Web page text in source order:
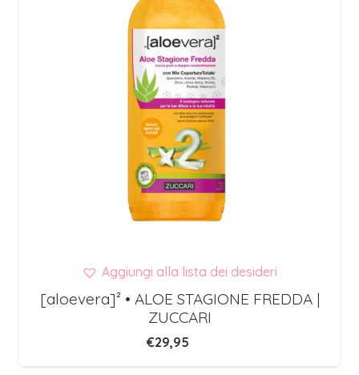
Aggiungi alla lista dei desideri
[aloevera]² • ALOE STAGIONE FREDDA |
ZUCCARI
€29,95